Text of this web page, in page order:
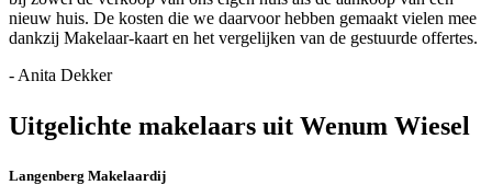
nieuw huis. De kosten die we daarvoor hebben gemaakt vielen mee
dankzij Makelaar-kaart en het vergelijken van de gestuurde offertes.
- Anita Dekker
Uitgelichte makelaars uit Wenum Wiesel
Langenberg Makelaardij